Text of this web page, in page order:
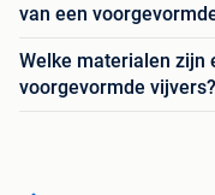
van een
Welke materialen zijn
voorgevormde vijvers?